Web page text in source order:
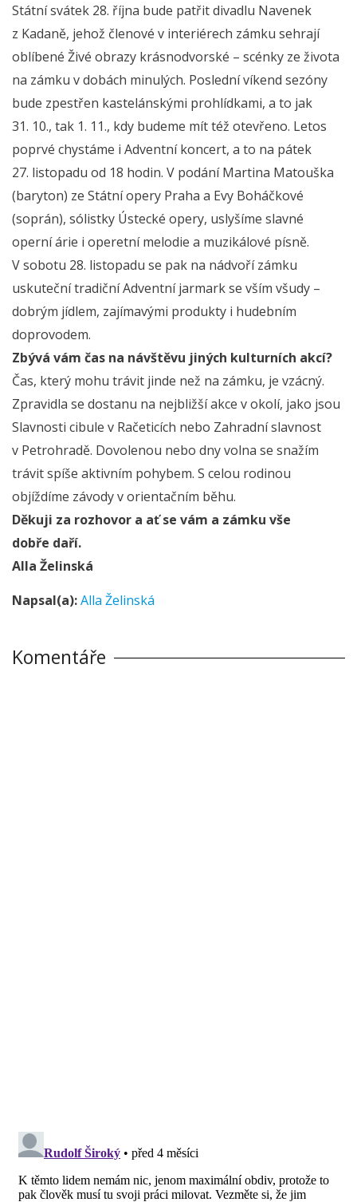
Státní svátek 28. října bude patřit divadlu Navenek
z Kadaně, jehož členové v interiérech zámku sehrají
oblíbené Živé obrazy krásnodvorské – scénky ze života
na zámku v dobách minulých. Poslední víkend sezóny
bude zpestřen kastelánskými prohlídkami, a to jak
31. 10., tak 1. 11., kdy budeme mít též otevřeno. Letos
poprvé chystáme i Adventní koncert, a to na pátek
27. listopadu od 18 hodin. V podání Martina Matouška
(baryton) ze Státní opery Praha a Evy Boháčkové
(soprán), sólistky Ústecké opery, uslyšíme slavné
operní árie i operetní melodie a muzikálové písně.
V sobotu 28. listopadu se pak na nádvoří zámku
uskuteční tradiční Adventní jarmark se vším všudy –
dobrým jídlem, zajímavými produkty i hudebním
doprovodem.
Zbývá vám čas na návštěvu jiných kulturních akcí?
Čas, který mohu trávit jinde než na zámku, je vzácný.
Zpravidla se dostanu na nejbližší akce v okolí, jako jsou
Slavnosti cibule v Račeticích nebo Zahradní slavnost
v Petrohradě. Dovolenou nebo dny volna se snažím
trávit spíše aktivním pohybem. S celou rodinou
objíždíme závody v orientačním běhu.
Děkuji za rozhovor a ať se vám a zámku vše
dobře daří.
Alla Želinská
Napsal(a):Alla Želinská
Komentáře